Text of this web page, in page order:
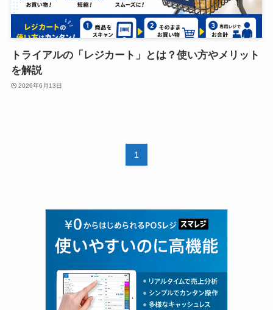
トライアルの「レジカート」とは？使い方やメリット
を解説
2026年6月13日
1